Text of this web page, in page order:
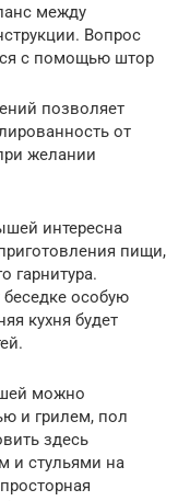
между
Вопрос
с помощью штор
позволяет
от
желании
интересна
пищи,
гарнитура.
особую
кухня будет
можно
и грилем, пол
здесь
и стульями на